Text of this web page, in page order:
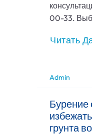
00-33.
Читать
Admin
Бурение
грунта